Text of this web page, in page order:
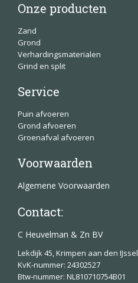
Onze producten
Zand
Grond
Verhardingsmaterialen
Grind en split
Service
Puin afvoeren
Grond afvoeren
Groenafval afvoeren
Voorwaarden
Algemene Voorwaarden
Contact:
C Heuvelman & Zn BV
Lekdijk 45, Krimpen aan den IJssel
KvK-nummer: 24302527
Btw-nummer: NL810710754B01